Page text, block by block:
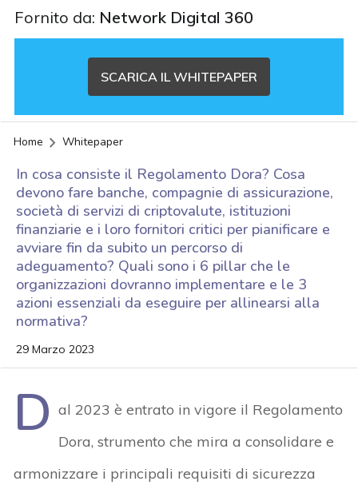
Fornito da: Network Digital 360
SCARICA IL WHITEPAPER
Home Whitepaper
In cosa consiste il Regolamento Dora? Cosa
devono fare banche, compagnie di assicurazione,
società di servizi di criptovalute, istituzioni
finanziarie e i loro fornitori critici per pianificare e
avviare fin da subito un percorso di
adeguamento? Quali sono i 6 pillar che le
organizzazioni dovranno implementare e le 3
azioni essenziali da eseguire per allinearsi alla
normativa?
29 Marzo 2023
D al 2023 è entrato in vigore il Regolamento
Dora, strumento che mira a consolidare e
armonizzare i principali requisiti di sicurezza